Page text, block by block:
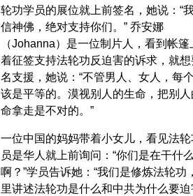
轮功学员的展位就上前签名，她说：“
信神佛，绝对支持你们。” 乔安娜
（Johanna）是一位制片人，看到帐篷
着征签支持法轮功反迫害的诉求，就想
名支援，她说：“不管男人、女人，每
该是平等的。漠视别人的生命，把别人
命拿走是不对的。”
一位中国的妈妈带着小女儿，看见法轮
员是华人就上前询问：“你们是在干什
啊？”学员告诉她：“我们是修炼法轮功
里讲述法轮功是什么和中共为什么要迫